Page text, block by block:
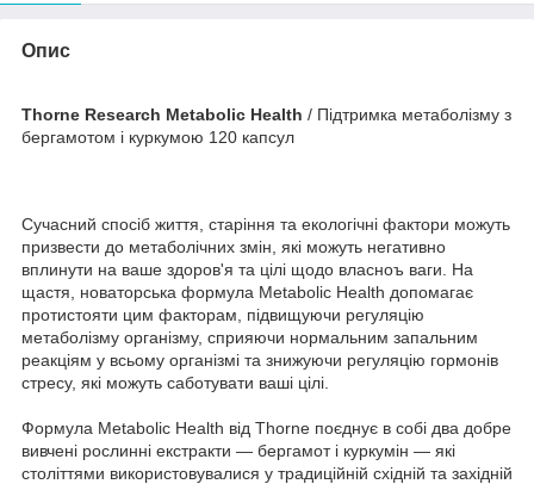
Опис
Thorne Research Metabolic Health / Підтримка метаболізму з
бергамотом і куркумою 120 капсул
Сучасний спосіб життя, старіння та екологічні фактори можуть
призвести до метаболічних змін, які можуть негативно
вплинути на ваше здоров'я та цілі щодо власноъ ваги. На
щастя, новаторська формула Metabolic Health допомагає
протистояти цим факторам, підвищуючи регуляцію
метаболізму організму, сприяючи нормальним запальним
реакціям у всьому організмі та знижуючи регуляцію гормонів
стресу, які можуть саботувати ваші цілі.
Формула Metabolic Health від Thorne поєднує в собі два добре
вивчені рослинні екстракти — бергамот і куркумін — які
століттями використовувалися у традиційній східній та західній